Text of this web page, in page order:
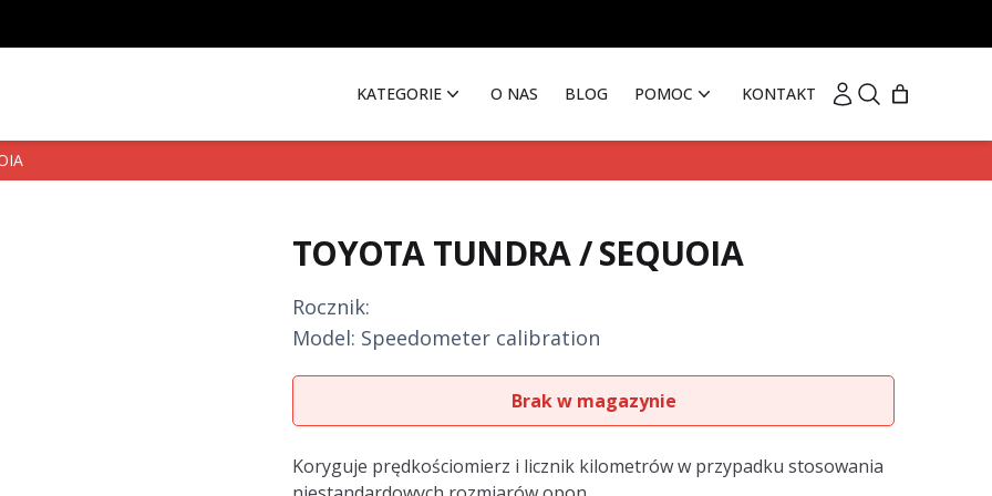
KATEGORIE O NAS BLOG POMOC KONTAKT Moje konto
Szukaj
TOYOTA TUNDRA / SEQUOIA
Rocznik:
Model: Speedometer calibration
Brak w magazynie
Description
Koryguje prędkościomierz i licznik kilometrów w przypadku stosowania